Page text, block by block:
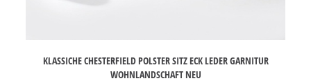
KLASSICHE CHESTERFIELD POLSTER SITZ ECK LEDER GARNITUR
WOHNLANDSCHAFT NEU